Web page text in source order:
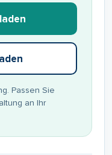
Passen Sie
an Ihr